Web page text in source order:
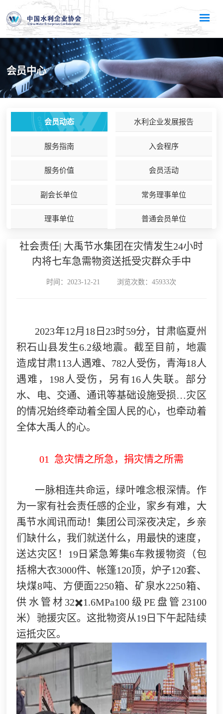
会员中心
会员动态 水利企业发展报告
服务指南 入会程序
服务价值 会员活动
副会长单位 常务理事单位
理事单位 普通会员单位
社会责任| 大禹节水集团在灾情发生24小时
内将七车急需物资送抵受灾群众手中
时间：2023-12-21 浏览次数：45933次
2023年12月18日23时59分，甘肃临夏州
积石山县发生6.2级地震。 截至目前，地震
造成甘肃113人遇难、782人受伤，青海18人
遇难，198人受伤，另有16人失联。部分
水、电、交通、通讯等基础设施受损…灾区
的情况始终牵动着全国人民的心，也牵动着
全体大禹人的心。
01 急灾情之所急，捐灾情之所需
一脉相连共命运，绿叶唯念根深情。作
为一家有社会责任感的企业，家乡有难，大
禹节水闻讯而动！集团公司深夜决定，乡亲
们缺什么，我们就送什么，用最快的速度，
送达灾区！19日紧急筹集6车救援物资（包
括棉大衣3000件、帐篷120顶，炉子120套、
块煤8吨、方便面2250箱、矿泉水2250箱、
供水管材32✖️1.6MPa100级PE盘管23100
米）驰援灾区。这批物资从19日下午起陆续
运抵灾区。